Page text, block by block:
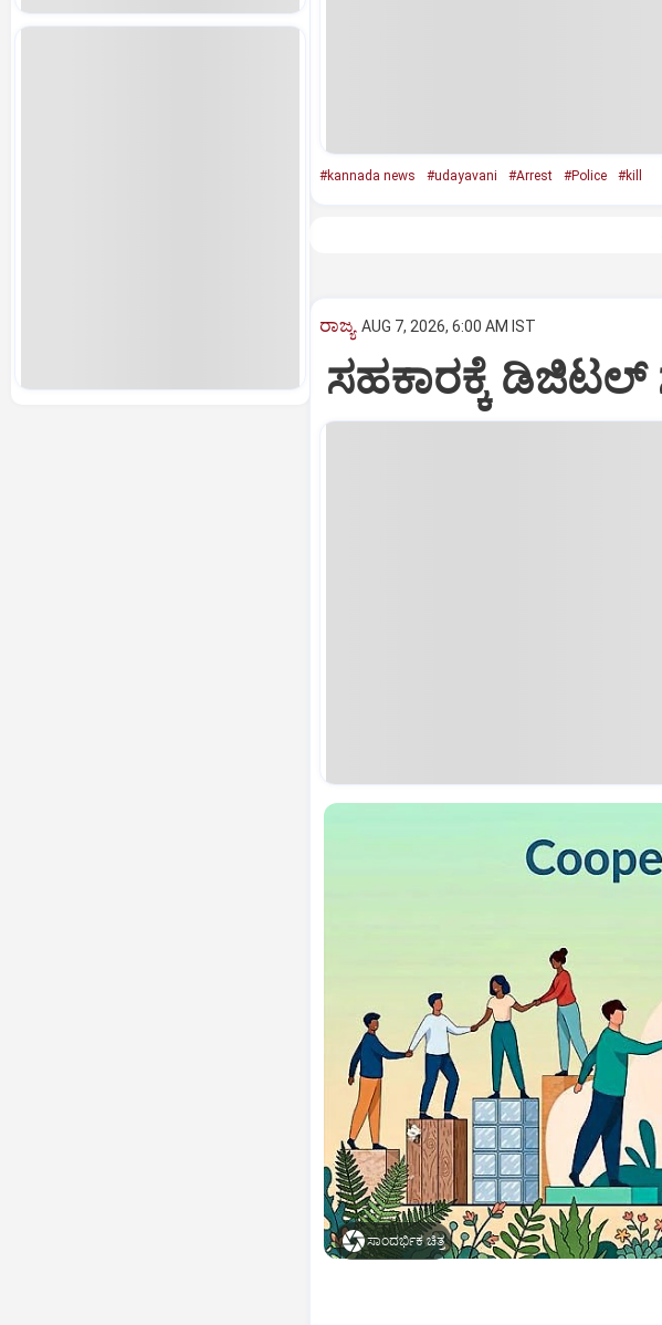
#kannada news #udayavani #Arrest #Police #kill
ರಾಜ್ಯ AUG 7, 2026, 6:00 AM IST
ಸಹಕಾರಕ್ಕೆ ಡಿಜಿಟಲ್‌
ಸಾಂದರ್ಭಿಕ ಚಿತ್ರ